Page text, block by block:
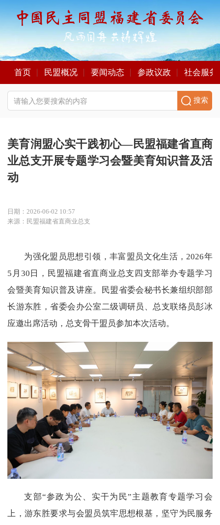
首页 民盟概况 要闻动态 参政议政 社会服务
搜索
美育润盟心实干践初心—民盟福建省直商
业总支开展专题学习会暨美育知识普及活
动
日期：2026-06-02 10:57
来源：民盟福建省直商业总支
为强化盟员思想引领，丰富盟员文化生活，2026年
5月30日，民盟福建省直商业总支四支部举办专题学习
会暨美育知识普及讲座。民盟省委会秘书长兼组织部部
长游东胜，省委会办公室二级调研员、总支联络员彭冰
应邀出席活动，总支骨干盟员参加本次活动。
支部“参政为公、实干为民”主题教育专题学习会
上，游东胜要求与会盟员筑牢思想根基，坚守为民服务